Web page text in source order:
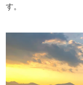
す。